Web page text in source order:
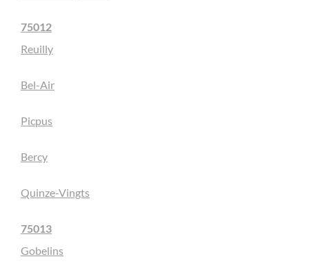
75012
Reuilly
Bel-Air
Picpus
Bercy
Quinze-Vingts
75013
Gobelins